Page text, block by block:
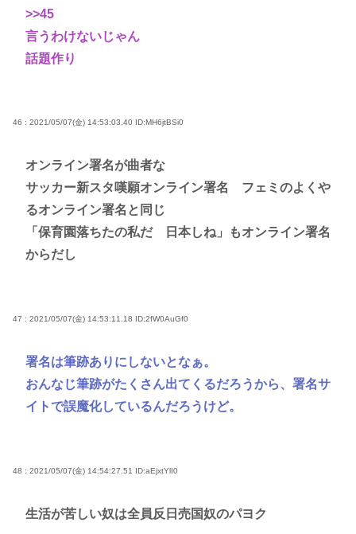
>>45
言うわけないじゃん
話題作り
46 : 2021/05/07(金) 14:53:03.40 ID:MH6jtBSi0
オンライン署名が曲者な
サッカー新スタ嘆願オンライン署名 フェミのよくや
るオンライン署名と同じ
「保育園落ちたの私だ 日本しね」もオンライン署名
からだし
47 : 2021/05/07(金) 14:53:11.18 ID:2fW0AuGf0
署名は筆跡ありにしないとなぁ。
おんなじ筆跡がたくさん出てくるだろうから、署名サ
イトで誤魔化しているんだろうけど。
48 : 2021/05/07(金) 14:54:27.51 ID:aEjxtYlI0
生活が苦しい奴は全員反日売国奴のパヨク